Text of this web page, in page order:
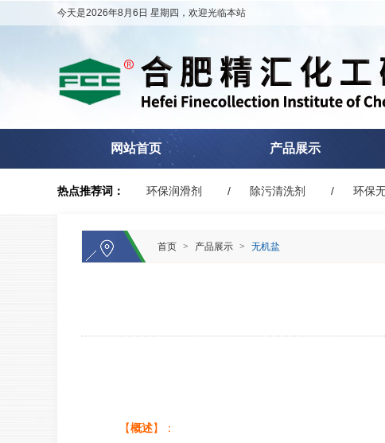
今天是2026年8月6日 星期四，欢迎光临本站
网站首页 产品展示
热点推荐词： 环保润滑剂 除污清洗剂 环保
首页 > 产品展示 > 无机盐
【概述】：